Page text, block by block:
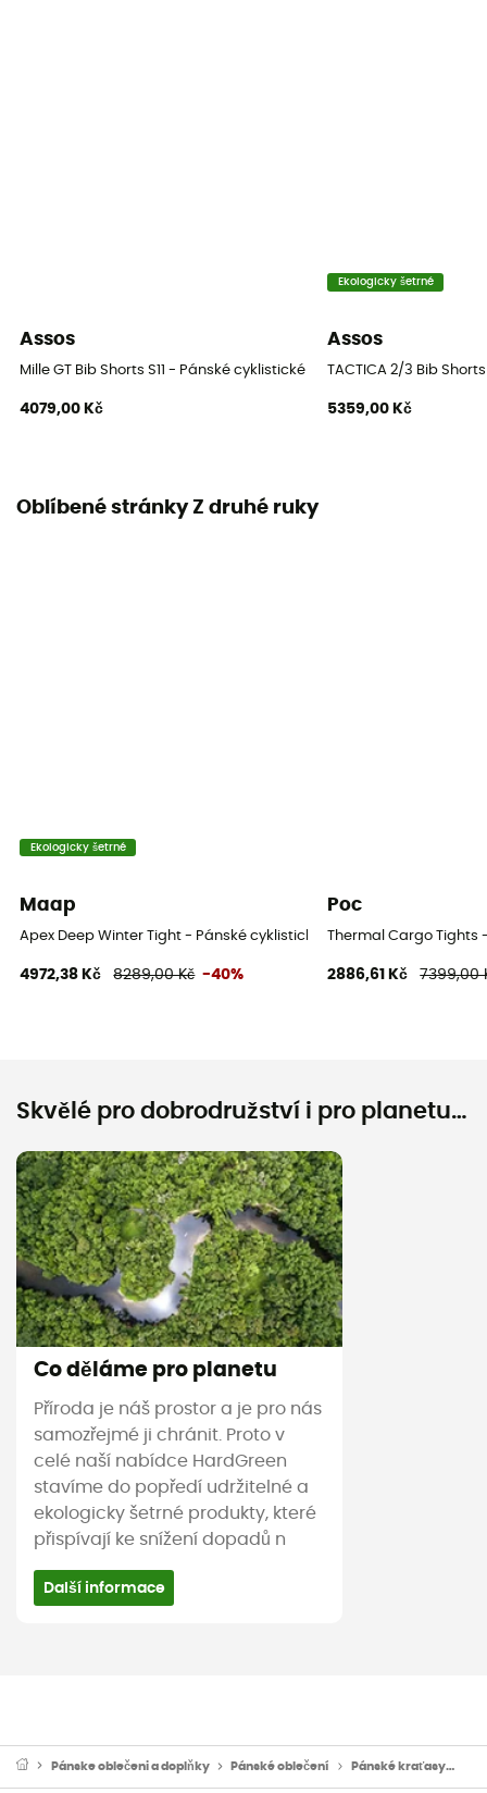
Assos
Mille GT Bib Shorts S11 - Pánské cyklistické kraťasy
4079,00 Kč
Ekologicky šetrné
Assos
TACTICA 2/3 Bib
5359,00 Kč
Oblíbené stránky Z druhé ruky
Ekologicky šetrné
Maap
Apex Deep Winter Tight - Pánské cyklistické kraťasy
4972,38 Kč 8289,00 Kč -40%
Poc
Thermal Cargo Tights
2886,61 Kč 7399,00
Skvělé pro dobrodružství i pro planetu…
Co děláme pro planetu
Příroda je náš prostor a je pro nás
samozřejmé ji chránit. Proto v
celé naší nabídce HardGreen
stavíme do popředí udržitelné a
ekologicky šetrné produkty, které
přispívají ke snížení dopadů n
Další informace
Pánske oblečeni a doplňky Pánské oblečení Pánské kraťasy